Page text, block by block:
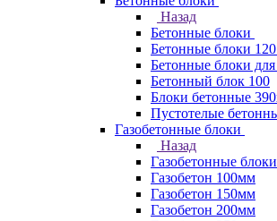
Назад
Бетонные блоки
Бетонные блоки
Бетонные блоки для
Бетонный блок 100
Блоки бетонные
Пустотелые
Газобетонные блоки
Назад
Газобетонные блоки
Газобетон 100мм
Газобетон 150мм
Газобетон 200мм